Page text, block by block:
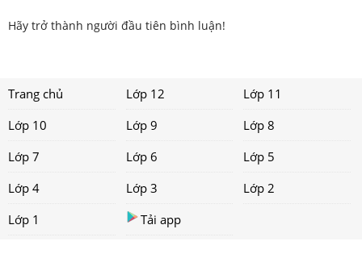
Hãy trở thành người đầu tiên bình luận!
Trang chủ Lớp 12
Lớp 11
Lớp 10
Lớp 9
Lớp 8
Lớp 7
Lớp 6
Lớp 5
Lớp 4
Lớp 3
Lớp 2
Lớp 1
Tải app